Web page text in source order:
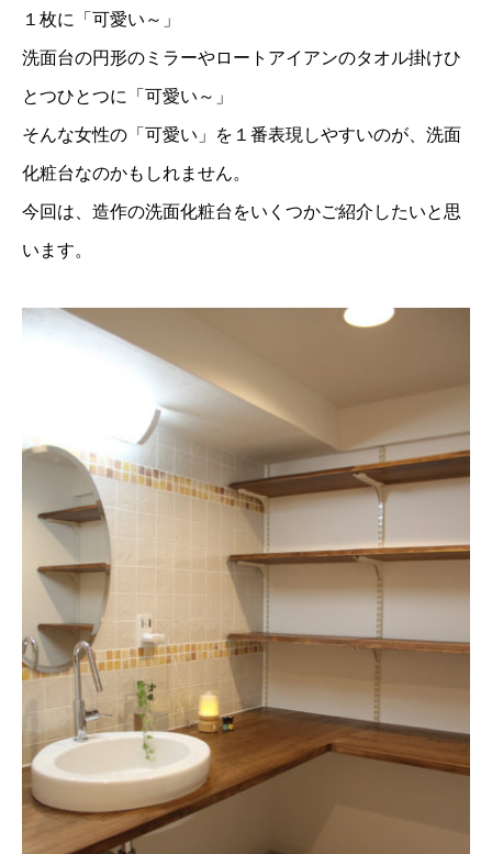
１枚に「可愛い～」
洗面台の円形のミラーやロートアイアンのタオル掛けひ
とつひとつに「可愛い～」
そんな女性の「可愛い」を１番表現しやすいのが、洗面
化粧台なのかもしれません。
今回は、造作の洗面化粧台をいくつかご紹介したいと思
います。